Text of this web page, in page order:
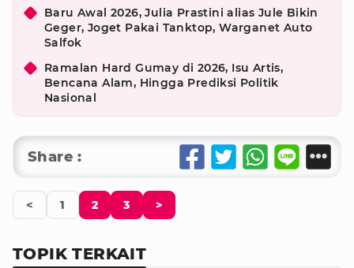
Baru Awal 2026, Julia Prastini alias Jule Bikin
Geger, Joget Pakai Tanktop, Warganet Auto
Salfok
Ramalan Hard Gumay di 2026, Isu Artis,
Bencana Alam, Hingga Prediksi Politik
Nasional
Share :
< 1 2 3 >
TOPIK TERKAIT